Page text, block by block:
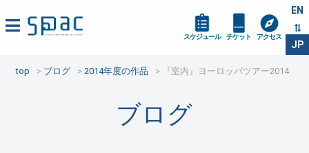
EN
JP
スケジュール チケット アクセス
top ブログ 2014年度の作品 『室内』ヨーロッパツアー2014
ブログ